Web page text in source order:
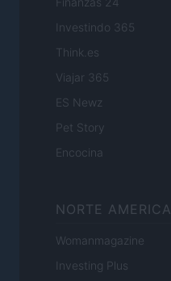
Investindo 365
Think.es
Viajar 365
ES Newz
Pet Story
Encocina
NORTE AMERICA
Womanmagazine
Investing Plus